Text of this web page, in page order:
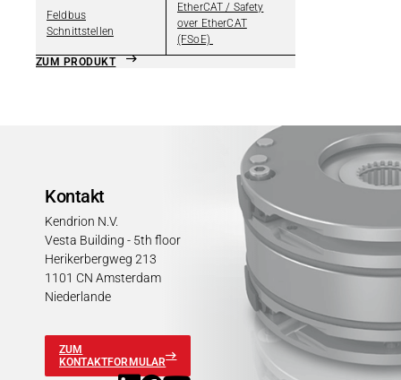
Feldbus
Schnittstellen
EtherCAT / Safety
over EtherCAT
(FSoE)
ZUM PRODUKT
Kontakt
Kendrion N.V.
Vesta Building - 5th floor
Herikerbergweg 213
1101 CN Amsterdam
Niederlande
ZUM
KONTAKTFORMULAR